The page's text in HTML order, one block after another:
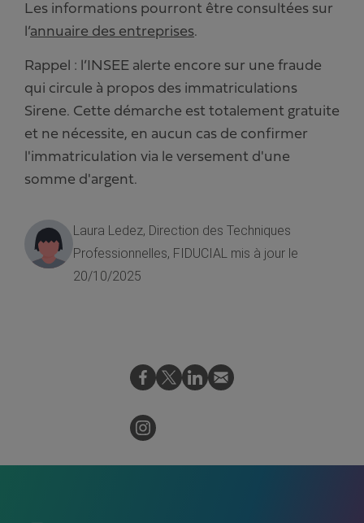
Les informations pourront être consultées sur
l’annuaire des entreprises.
Rappel : l’INSEE alerte encore sur une fraude
qui circule à propos des immatriculations
Sirene. Cette démarche est totalement gratuite
et ne nécessite, en aucun cas de confirmer
l'immatriculation via le versement d'une
somme d'argent.
Laura Ledez, Direction des Techniques
Professionnelles, FIDUCIAL mis à jour le
20/10/2025